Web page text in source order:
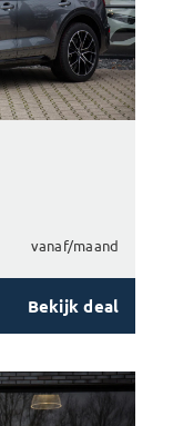
vanaf/maand
Bekijk deal